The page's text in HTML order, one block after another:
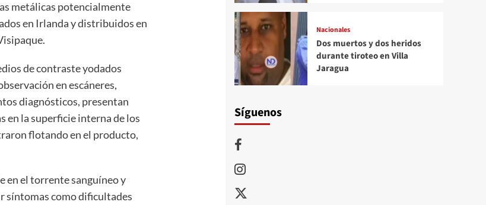
metálicas potencialmente
en Irlanda y distribuidos en
de contraste yodados
en escáneres,
diagnósticos, presentan
en la superficie interna de los
flotando en el producto,
en el torrente sanguíneo y
síntomas como dificultades
Nacionales
Dos muertos y dos heridos
durante tiroteo en Villa
Jaragua
Síguenos